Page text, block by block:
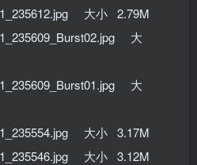
大小 2.79M
大
大
大小 3.17M
大小 3.12M